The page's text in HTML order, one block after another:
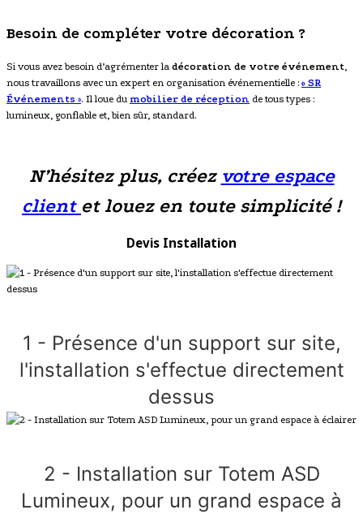
Besoin de compléter votre décoration ?
Si vous avez besoin d’agrémenter la décoration de votre événement,
nous travaillons avec un expert en organisation événementielle : « SR
Événements ». Il loue du mobilier de réception de tous types :
lumineux, gonflable et, bien sûr, standard.
N’hésitez plus, créez votre espace
client et louez en toute simplicité !
Devis Installation
1 - Présence d'un support sur site,
l'installation s'effectue directement
dessus
2 - Installation sur Totem ASD
Lumineux, pour un grand espace à